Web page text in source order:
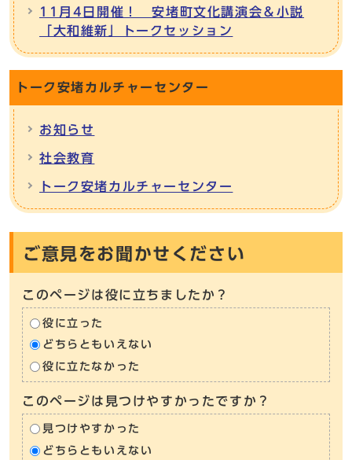
11月4日開催！ 安堵町文化講演会＆小説
「大和維新」トークセッション
トーク安堵カルチャーセンター
お知らせ
社会教育
トーク安堵カルチャーセンター
ご意見をお聞かせください
このページは役に立ちましたか？
役に立った
どちらともいえない
役に立たなかった
このページは見つけやすかったですか？
見つけやすかった
どちらともいえない